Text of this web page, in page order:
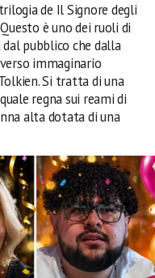
de Il Signore degli
è uno dei ruoli di
dal pubblico che dalla
immaginario
Si tratta di una
regna sui reami di
alta dotata di una